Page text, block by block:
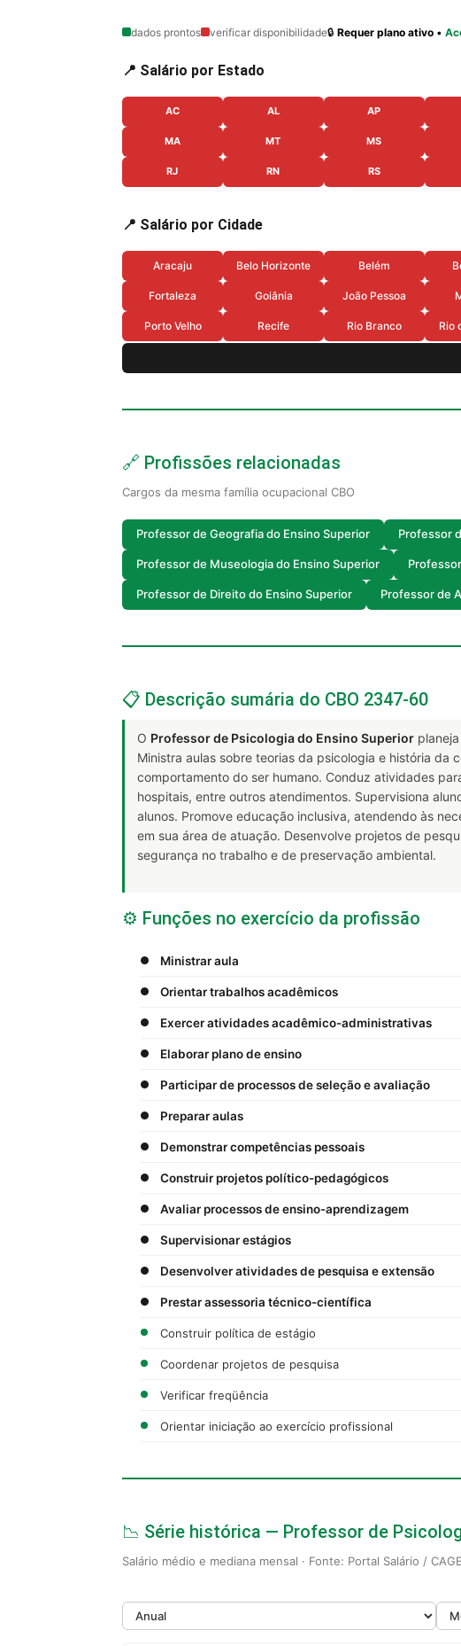
dados prontos verificar disponibilidade🔒 Requer plano ativo •
📍 Salário por Estado
AC AL AP
MA MT MS
RJ RN RS
📍 Salário por Cidade
Aracaju Belo Horizonte Belém
Fortaleza Goiânia João Pessoa
Porto Velho Recife Rio Branco Rio
🔗 Profissões relacionadas
Cargos da mesma família ocupacional CBO
Professor de Geografia do Ensino Superior Professor
Professor de Museologia do Ensino Superior
Professor de Direito do Ensino Superior Professor de
📋 Descrição sumária do CBO 2347-60
O Professor de Psicologia do Ensino Superior
Ministra aulas sobre teorias da psicologia e história
comportamento do ser humano. Conduz atividades
hospitais, entre outros atendimentos. Supervisiona
alunos. Promove educação inclusiva, atendendo às
em sua área de atuação. Desenvolve projetos de
segurança no trabalho e de preservação ambiental.
⚙️ Funções no exercício da profissão
Ministrar aula
Orientar trabalhos acadêmicos
Exercer atividades acadêmico-administrativas
Elaborar plano de ensino
Participar de processos de seleção e avaliação
Preparar aulas
Demonstrar competências pessoais
Construir projetos político-pedagógicos
Avaliar processos de ensino-aprendizagem
Supervisionar estágios
Desenvolver atividades de pesquisa e extensão
Prestar assessoria técnico-científica
Construir política de estágio
Coordenar projetos de pesquisa
Verificar freqüência
Orientar iniciação ao exercício profissional
📉 Série histórica — Professor de
Salário médio e mediana mensal · Fonte: Portal Salário /